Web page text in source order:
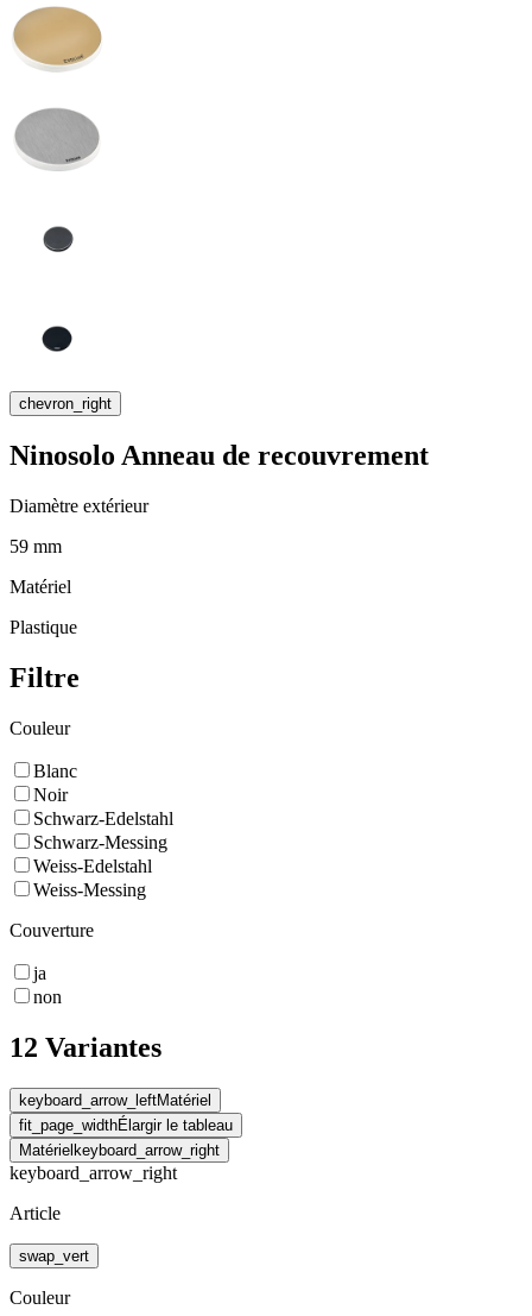
chevron_right
Ninosolo Anneau de recouvrement
Diamètre extérieur
59 mm
Matériel
Plastique
Filtre
Couleur
Blanc
Noir
Schwarz-Edelstahl
Schwarz-Messing
Weiss-Edelstahl
Weiss-Messing
Couverture
ja
non
12 Variantes
keyboard_arrow_leftMatériel
fit_page_widthÉlargir le tableau
Matériel keyboard_arrow_right
keyboard_arrow_right
Article
swap_vert
Couleur